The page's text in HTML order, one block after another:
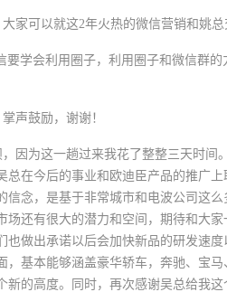
可以就这2年火热的微信营销和姚总
会利用圈子，利用圈子和微信群的
声鼓励，谢谢！
为这一趟过来我花了整整三天时间
在今后的事业和欧迪臣产品的推广
念，是基于非常城市和电波公司这
还有很大的潜力和空间，期待和大
做出承诺以后会加快新品的研发速
基本能够涵盖豪华轿车，奔驰、宝
的高度。同时，再次感谢吴总给我